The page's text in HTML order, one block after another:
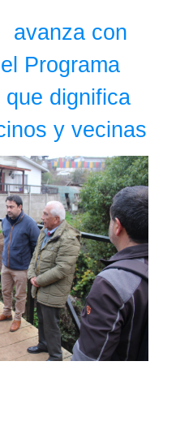
avanza con
Programa
dignifica
y vecinas